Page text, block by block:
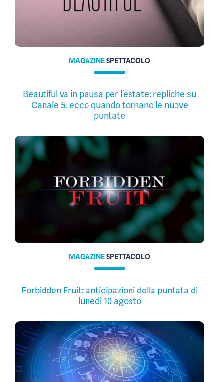
MAGAZINESPETTACOLO
Beautiful va in pausa per l’estate: repliche su
Canale 5, ecco quando tornano le nuove
puntate
MAGAZINESPETTACOLO
Forbidden Fruit: anticipazioni della puntata di
lunedì 10 agosto